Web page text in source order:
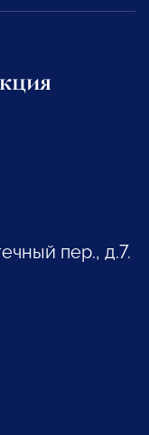
пер., д.7.